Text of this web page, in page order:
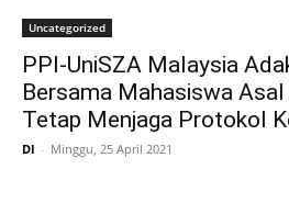
Uncategorized
PPI-UniSZA Malaysia
Bersama Mahasiswa
Tetap Menjaga Protokol
DI - Minggu, 25 April 2021